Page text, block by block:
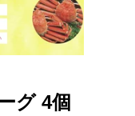
グ 4個